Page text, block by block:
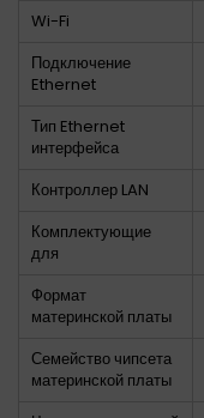
Wi-Fi
Подключение
Ethernet
Тип Ethernet
интерфейса
Контроллер LAN
Комплектующие
для
Формат
материнской платы
Семейство чипсета
материнской платы